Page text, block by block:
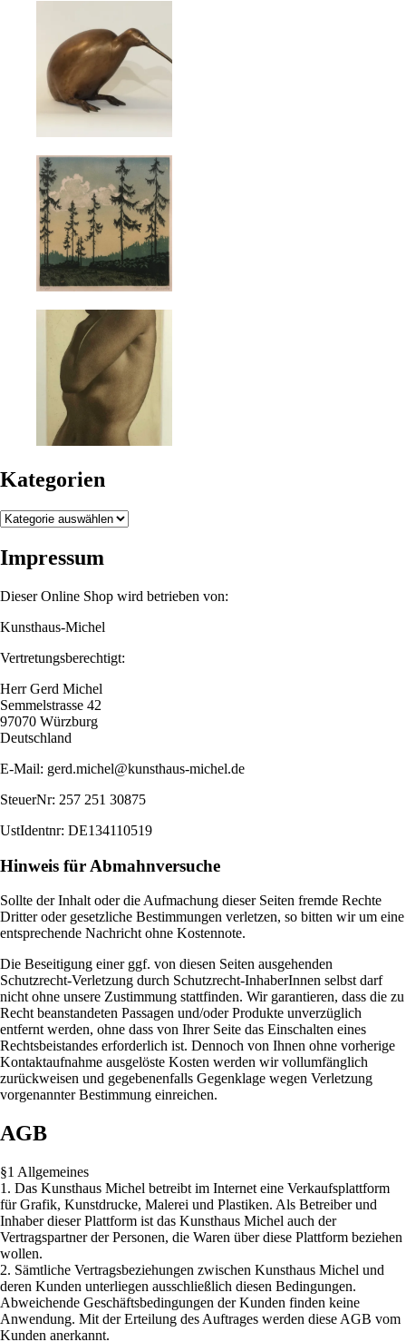
Kategorien
Kategorien
Impressum
Dieser Online Shop wird betrieben von:
Kunsthaus-Michel
Vertretungsberechtigt:
Herr Gerd Michel
Semmelstrasse 42
97070 Würzburg
Deutschland
E-Mail: gerd.michel@kunsthaus-michel.de
SteuerNr: 257 251 30875
UstIdentnr: DE134110519
Hinweis für Abmahnversuche
Sollte der Inhalt oder die Aufmachung dieser Seiten fremde Rechte
Dritter oder gesetzliche Bestimmungen verletzen, so bitten wir um eine
entsprechende Nachricht ohne Kostennote.
Die Beseitigung einer ggf. von diesen Seiten ausgehenden
Schutzrecht-Verletzung durch Schutzrecht-InhaberInnen selbst darf
nicht ohne unsere Zustimmung stattfinden. Wir garantieren, dass die zu
Recht beanstandeten Passagen und/oder Produkte unverzüglich
entfernt werden, ohne dass von Ihrer Seite das Einschalten eines
Rechtsbeistandes erforderlich ist. Dennoch von Ihnen ohne vorherige
Kontaktaufnahme ausgelöste Kosten werden wir vollumfänglich
zurückweisen und gegebenenfalls Gegenklage wegen Verletzung
vorgenannter Bestimmung einreichen.
AGB
§1 Allgemeines
1. Das Kunsthaus Michel betreibt im Internet eine Verkaufsplattform
für Grafik, Kunstdrucke, Malerei und Plastiken. Als Betreiber und
Inhaber dieser Plattform ist das Kunsthaus Michel auch der
Vertragspartner der Personen, die Waren über diese Plattform beziehen
wollen.
2. Sämtliche Vertragsbeziehungen zwischen Kunsthaus Michel und
deren Kunden unterliegen ausschließlich diesen Bedingungen.
Abweichende Geschäftsbedingungen der Kunden finden keine
Anwendung. Mit der Erteilung des Auftrages werden diese AGB vom
Kunden anerkannt.